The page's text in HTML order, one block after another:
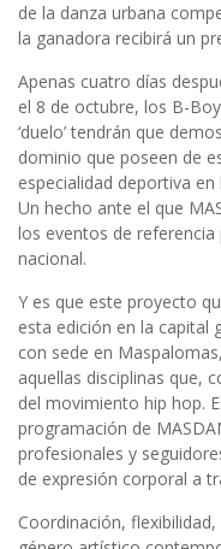
de la danza urbana
la ganadora recibirá un
Apenas cuatro días
el 8 de octubre, los B-
‘duelo’ tendrán que
dominio que poseen de
especialidad deportiva
Un hecho ante el que
los eventos de
nacional.
Y es que este proyecto
esta edición en la capital
con sede en
aquellas disciplinas que,
del movimiento hip hop.
programación de
profesionales y
de expresión corporal a
Coordinación,